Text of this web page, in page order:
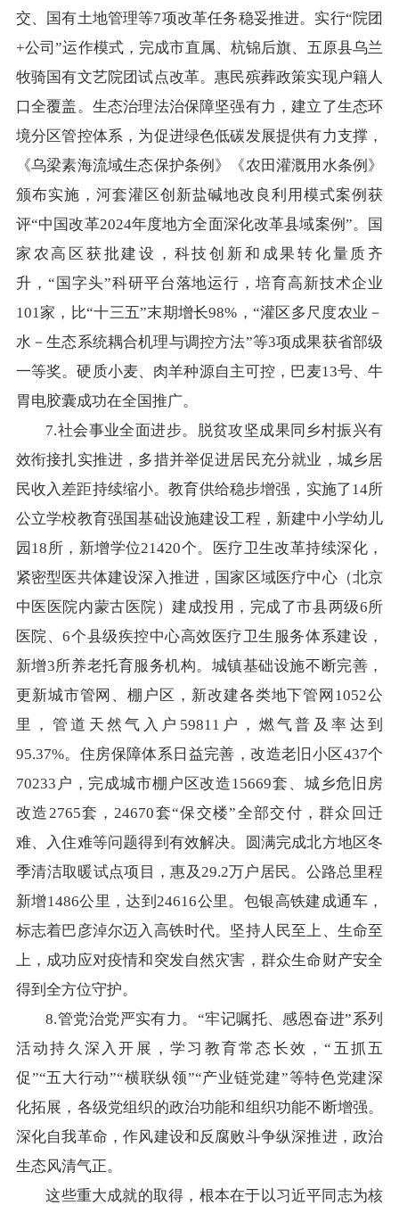
交、国有土地管理等7项改革任务稳妥推进。实行“院团
+公司”运作模式，完成市直属、杭锦后旗、五原县乌兰
牧骑国有文艺院团试点改革。惠民殡葬政策实现户籍人
口全覆盖。生态治理法治保障坚强有力，建立了生态环
境分区管控体系，为促进绿色低碳发展提供有力支撑，
《乌梁素海流域生态保护条例》《农田灌溉用水条例》
颁布实施，河套灌区创新盐碱地改良利用模式案例获
评“中国改革2024年度地方全面深化改革县域案例”。国
家农高区获批建设，科技创新和成果转化量质齐
升，“国字头”科研平台落地运行，培育高新技术企业
101家，比“十三五”末期增长98%，“灌区多尺度农业－
水－生态系统耦合机理与调控方法”等3项成果获省部级
一等奖。硬质小麦、肉羊种源自主可控，巴麦13号、牛
胃电胶囊成功在全国推广。
7.社会事业全面进步。脱贫攻坚成果同乡村振兴有
效衔接扎实推进，多措并举促进居民充分就业，城乡居
民收入差距持续缩小。教育供给稳步增强，实施了14所
公立学校教育强国基础设施建设工程，新建中小学幼儿
园18所，新增学位21420个。医疗卫生改革持续深化，
紧密型医共体建设深入推进，国家区域医疗中心（北京
中医医院内蒙古医院）建成投用，完成了市县两级6所
医院、6个县级疾控中心高效医疗卫生服务体系建设，
新增3所养老托育服务机构。城镇基础设施不断完善，
更新城市管网、棚户区，新改建各类地下管网1052公
里，管道天然气入户59811户，燃气普及率达到
95.37%。住房保障体系日益完善，改造老旧小区437个
70233户，完成城市棚户区改造15669套、城乡危旧房
改造2765套，24670套“保交楼”全部交付，群众回迁
难、入住难等问题得到有效解决。圆满完成北方地区冬
季清洁取暖试点项目，惠及29.2万户居民。公路总里程
新增1486公里，达到24616公里。包银高铁建成通车，
标志着巴彦淖尔迈入高铁时代。坚持人民至上、生命至
上，成功应对疫情和突发自然灾害，群众生命财产安全
得到全方位守护。
8.管党治党严实有力。“牢记嘱托、感恩奋进”系列
活动持久深入开展，学习教育常态长效，“五抓五
促”“五大行动”“横联纵领”“产业链党建”等特色党建深
化拓展，各级党组织的政治功能和组织功能不断增强。
深化自我革命，作风建设和反腐败斗争纵深推进，政治
生态风清气正。
这些重大成就的取得，根本在于以习近平同志为核